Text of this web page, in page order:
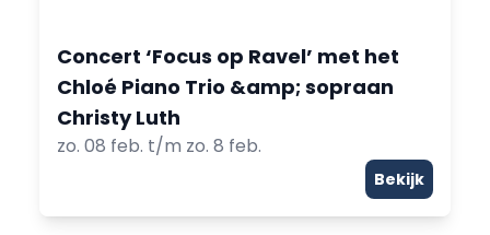
Concert ‘Focus op Ravel’ met het
Chloé Piano Trio &amp; sopraan
Christy Luth
zo. 08 feb. t/m zo. 8 feb.
Bekijk